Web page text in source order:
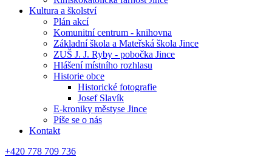
Kultura a školství
Plán akcí
Komunitní centrum - knihovna
Základní škola a Mateřská škola Jince
ZUŠ J. J. Ryby - pobočka Jince
Hlášení místního rozhlasu
Historie obce
Historické fotografie
Josef Slavík
E-kroniky městyse Jince
Píše se o nás
Kontakt
+420 778 709 736